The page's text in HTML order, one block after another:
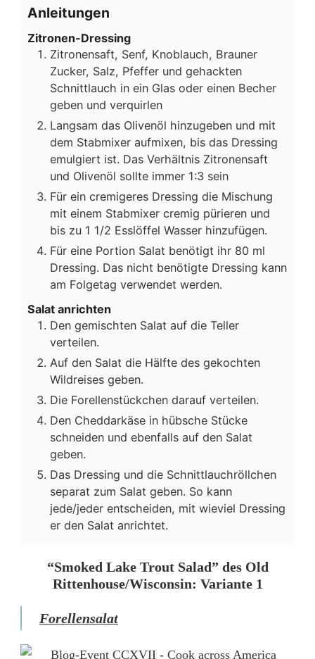
Anleitungen
Zitronen-Dressing
Zitronensaft, Senf, Knoblauch, Brauner
Zucker, Salz, Pfeffer und gehackten
Schnittlauch in ein Glas oder einen Becher
geben und verquirlen
Langsam das Olivenöl hinzugeben und mit
dem Stabmixer aufmixen, bis das Dressing
emulgiert ist. Das Verhältnis Zitronensaft
und Olivenöl sollte immer 1:3 sein
Für ein cremigeres Dressing die Mischung
mit einem Stabmixer cremig pürieren und
bis zu 1 1/2 Esslöffel Wasser hinzufügen.
Für eine Portion Salat benötigt ihr 80 ml
Dressing. Das nicht benötigte Dressing kann
am Folgetag verwendet werden.
Salat anrichten
Den gemischten Salat auf die Teller
verteilen.
Auf den Salat die Hälfte des gekochten
Wildreises geben.
Die Forellenstückchen darauf verteilen.
Den Cheddarkäse in hübsche Stücke
schneiden und ebenfalls auf den Salat
geben.
Das Dressing und die Schnittlauchröllchen
separat zum Salat geben. So kann
jede/jeder entscheiden, mit wieviel Dressing
er den Salat anrichtet.
“Smoked Lake Trout Salad” des Old
Rittenhouse/Wisconsin: Variante 1
Forellensalat